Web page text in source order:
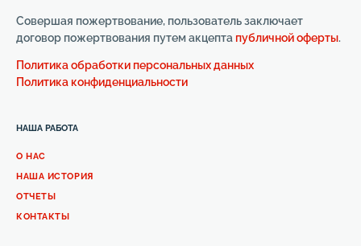
НАША РАБОТА
О НАС
НАША ИСТОРИЯ
ОТЧЕТЫ
КОНТАКТЫ
Совершая пожертвование, пользователь заключает
договор пожертвования путем акцепта публичной оферты.
Политика обработки персональных данных
Политика конфиденциальности